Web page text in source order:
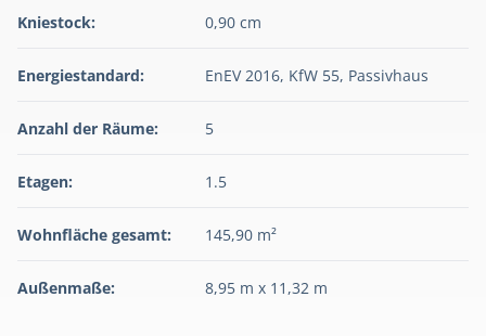
Kniestock: 0,90 cm
Energiestandard: EnEV 2016, KfW 55, Passivhaus
Anzahl der Räume: 5
Etagen: 1.5
Wohnfläche gesamt: 145,90 m²
Außenmaße: 8,95 m x 11,32 m